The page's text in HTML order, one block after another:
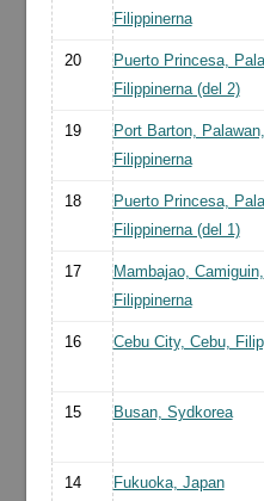
Filippinerna
20
Puerto Princesa,
Filippinerna (del 2)
19
Port Barton, Palawan,
Filippinerna
18
Puerto Princesa,
Filippinerna (del 1)
17
Mambajao, Camiguin,
Filippinerna
16 Cebu City, Cebu,
15 Busan, Sydkorea
14 Fukuoka, Japan